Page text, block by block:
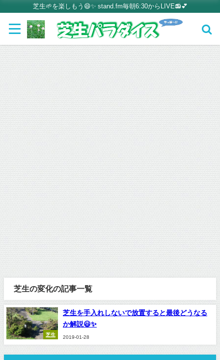
芝生🌱を楽しもう😄✨ stand.fm毎朝6:30からLIVE📻💕
芝生の変化の記事一覧
芝生
芝生を手入れしないで放置すると最後どうなる
か解説😃✨
2019-01-28